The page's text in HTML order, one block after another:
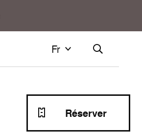
Fr
Fr
Réserver